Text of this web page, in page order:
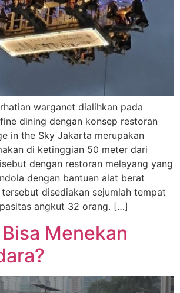
warganet dialihkan pada
dining dengan konsep restoran
in the Sky Jakarta merupakan
di ketinggian 50 meter dari
dengan restoran melayang yang
dengan bantuan alat berat
disediakan sejumlah tempat
angkut 32 orang. […]
Menekan